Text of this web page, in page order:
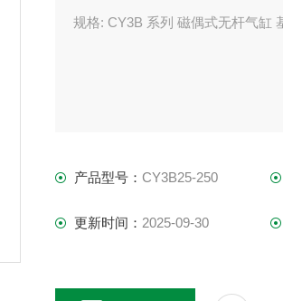
规格: CY3B 系列 磁偶式无杆气缸
产品型号：CY3B25-250
更新时间： 2025-09-30